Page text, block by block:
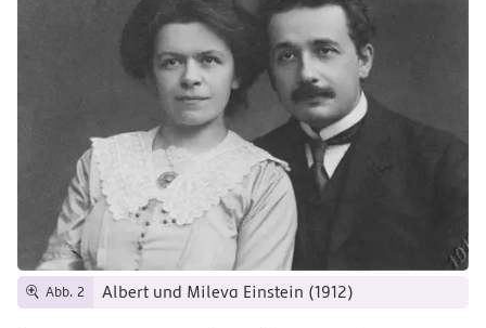
Abb. 2 Albert und Mileva Einstein (1912)